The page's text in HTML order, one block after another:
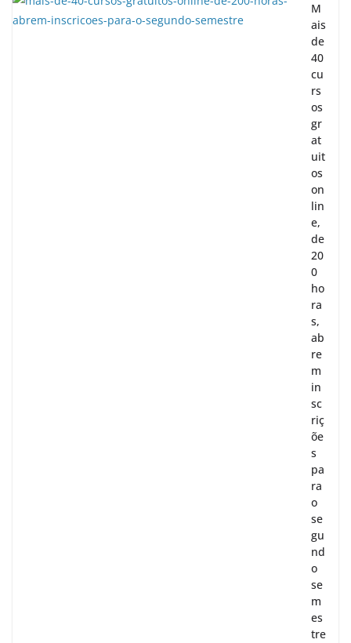
M
ais
de
40
cu
rs
os
gr
at
uit
os
on
lin
e,
de
20
0
ho
ra
s,
ab
re
m
in
sc
riç
õe
s
pa
ra
o
se
gu
nd
o
se
m
es
tre